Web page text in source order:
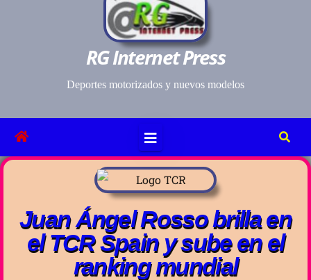
RG Internet Press
Deportes motorizados y nuevos modelos
Juan Ángel Rosso brilla en
el TCR Spain y sube en el
ranking mundial